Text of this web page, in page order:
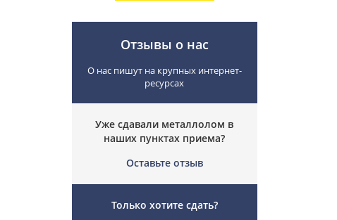
Отзывы о нас
О нас пишут на крупных интернет-
ресурсах
Уже сдавали металлолом в
наших пунктах приема?
Оставьте отзыв
Только хотите сдать?